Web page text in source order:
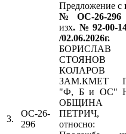
3.
ОС-26-
296
Предложение с
№ОС-26-296
изх.№92-00-
/02.06.2026г.
БОРИСЛАВ
СТОЯНОВ
КОЛАРОВ
ЗАМ.КМЕТ
"Ф, Б и ОС"
ОБЩИНА
ПЕТРИЧ,
относно: